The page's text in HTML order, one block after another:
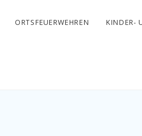
ORTSFEUERWEHREN KINDER-